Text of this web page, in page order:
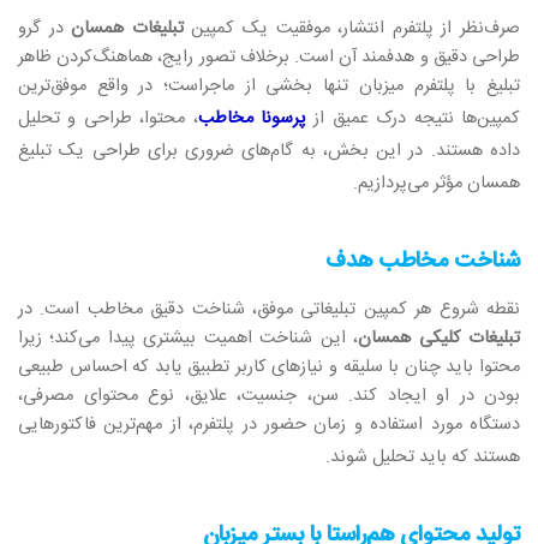
صرف‌نظر از پلتفرم انتشار، موفقیت یک کمپینتبلیغات همساندر گرو
طراحی دقیق و هدفمند آن است. برخلاف تصور رایج، هماهنگ‌کردن ظاهر
تبلیغ با پلتفرم میزبان تنها بخشی از ماجراست؛ در واقع موفق‌ترین
کمپین‌ها نتیجه درک عمیق از پرسونا مخاطب، محتوا، طراحی و تحلیل
داده هستند. در این بخش، به گام‌های ضروری برای طراحی یک تبلیغ
همسان مؤثر می‌پردازیم.
شناخت مخاطب هدف
نقطه شروع هر کمپین تبلیغاتی موفق، شناخت دقیق مخاطب است. در
تبلیغات کلیکی همسان، این شناخت اهمیت بیشتری پیدا می‌کند؛ زیرا
محتوا باید چنان با سلیقه و نیازهای کاربر تطبیق یابد که احساس طبیعی
بودن در او ایجاد کند. سن، جنسیت، علایق، نوع محتوای مصرفی،
دستگاه مورد استفاده و زمان حضور در پلتفرم، از مهم‌ترین فاکتورهایی
هستند که باید تحلیل شوند.
تولید محتوای هم‌راستا با بستر میزبان